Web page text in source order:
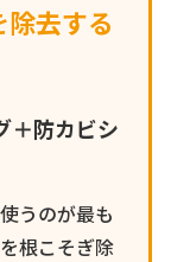
去する
＋防カビシ
うのが最も
根こそぎ除